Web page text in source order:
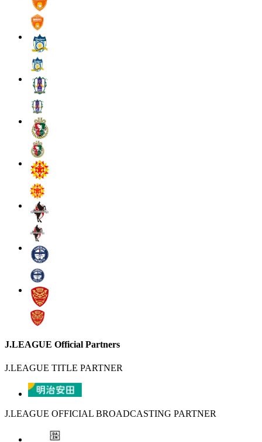
J.LEAGUE Official Partners
J.LEAGUE TITLE PARTNER
J.LEAGUE OFFICIAL BROADCASTING PARTNER